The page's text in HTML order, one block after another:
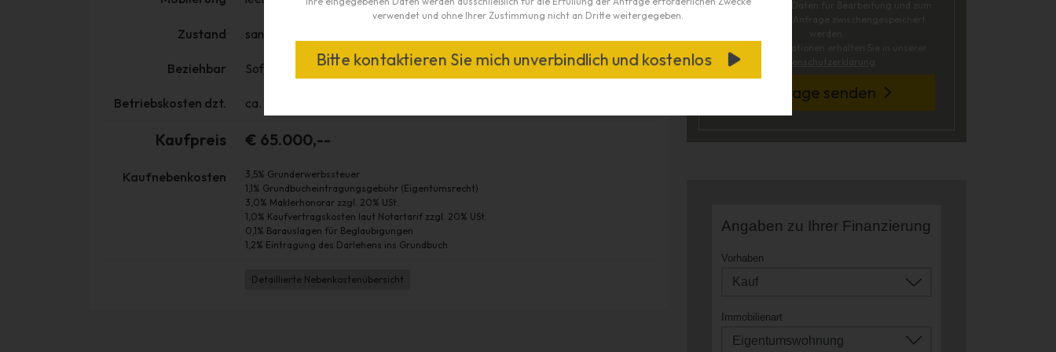
Zustand saniert!
Beziehbar Sofort!
Betriebskosten dzt. ca. € 255,-- inkl. Heizung, Verwaltung und Rücklagen.
Kaufpreis € 65.000,--
Kaufnebenkosten
3,5% Grunderwerbssteuer
1,1% Grundbucheintragungsgebühr (Eigentumsrecht)
3,0% Maklerhonorar zzgl. 20% USt.
1,0% Kaufvertragskosten laut Notartarif zzgl. 20% USt.
0,1% Barauslagen für Beglaubigungen
1,2% Eintragung des Darlehens ins Grundbuch
Detaillierte Nebenkostenübersicht
ich, dass meine Daten für Bearbeitung und zum
Anfrage senden
verwendet und ohne Ihrer Zustimmung nicht an Dritte weitergegeben.
Bitte kontaktieren Sie mich unverbindlich und kostenlos